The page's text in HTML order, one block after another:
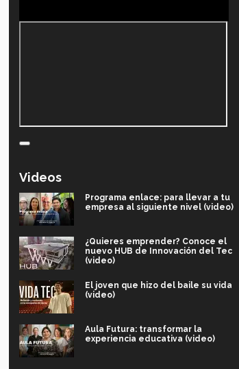
Videos
Programa enlace: para llevar a tu
empresa al siguiente nivel (video)
¿Quieres emprender? Conoce el
nuevo HUB de Innovación del Tec
(video)
El joven que hizo del baile su vida
(video)
Aula Futura: transformar la
experiencia educativa (video)